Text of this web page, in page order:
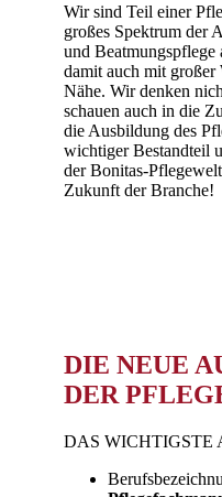
Wir sind Teil einer
großes Spektrum der
und Beatmungspflege
damit auch mit
Nähe. Wir denken
schauen auch in die
die Ausbildung des
wichtiger Bestandteil
der Bonitas-
Zukunft der Branche!
DIE NEUE
DER
DAS WICHTIGSTE